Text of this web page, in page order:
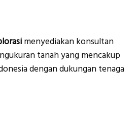
menyediakan konsultan
tanah yang mencakup
dengan dukungan tenaga